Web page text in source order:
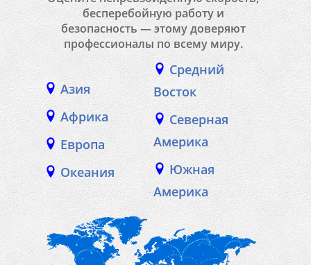
бесперебойную работу и
безопасность — этому доверяют
профессионалы по всему миру.
Азия
Африка
Европа
Океания
Средний
Восток
Северная
Америка
Южная
Америка